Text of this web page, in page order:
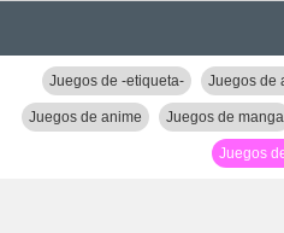
Juegos de -etiqueta- Juegos de
Juegos de anime Juegos de manga
Juegos